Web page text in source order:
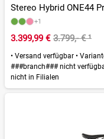
Stereo Hybrid ONE44
+1
3.399,99 € 3.799,- €¹
• Versand verfügbar •
###branch### nicht
nicht in Filialen